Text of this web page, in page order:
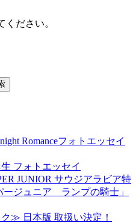
ください。
Romanceフォトエッセイ
フォトエッセイ
JUNIOR サウジアラビア特
ージュニア ランプの騎士」
≫ 日本版 取扱い決定！